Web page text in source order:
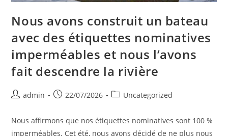
Nous avons construit un bateau
avec des étiquettes nominatives
imperméables et nous l’avons
fait descendre la rivière
Postadmin
Post22/07/2026
PostUncategorized
Nous affirmons que nos étiquettes nominatives sont 100 %
imperméables. Cet été, nous avons décidé de ne plus nous